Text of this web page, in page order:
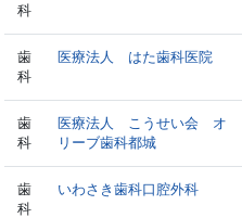
科
歯
科
医療法人 はた歯科医院
歯
科
医療法人 こうせい会 オ
リーブ歯科都城
歯
科
いわさき歯科口腔外科